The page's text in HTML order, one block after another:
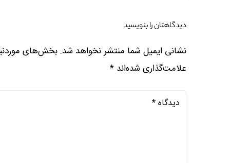
دیدگاهتان را بنویسید
نشانی ایمیل شما منتشر نخواهد شد. بخش‌های
علامت‌گذاری شده‌اند *